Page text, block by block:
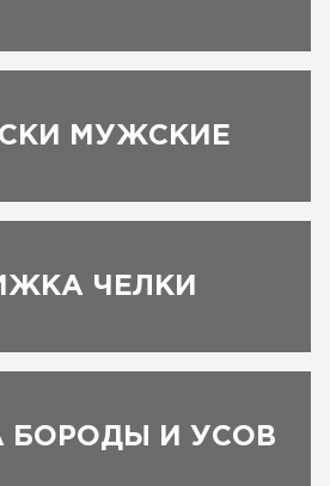
МУЖСКИЕ
ЧЕЛКИ
БОРОДЫ И УСОВ